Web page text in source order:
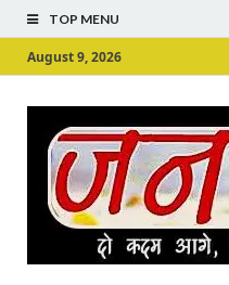
TOP MENU
August 9, 2026